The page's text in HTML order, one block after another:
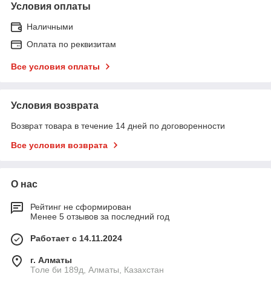
Условия оплаты
Наличными
Оплата по реквизитам
Все условия оплаты
Условия возврата
Возврат товара в течение 14 дней по договоренности
Все условия возврата
О нас
Рейтинг не сформирован
Менее 5 отзывов за последний год
Работает с 14.11.2024
г. Алматы
Толе би 189д, Алматы, Казахстан